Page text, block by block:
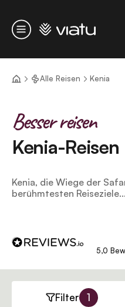
Menü
Startseite
Alle Reisen Kenia
Kenia-Reisen
Besser reisen
Kenia, die Wiege der
berühmtesten Reiseziele...
5,0
Filter 1